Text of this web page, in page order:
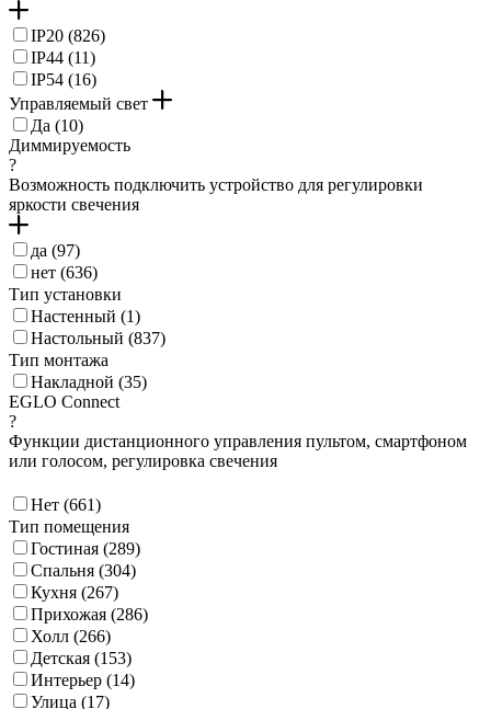
IP20 (826)
IP44 (11)
IP54 (16)
Управляемый свет
Да (10)
Диммируемость
?
Возможность подключить устройство для регулировки
яркости свечения
да (97)
нет (636)
Тип установки
Настенный (1)
Настольный (837)
Тип монтажа
Накладной (35)
EGLO Connect
?
Функции дистанционного управления пультом, смартфоном
или голосом, регулировка свечения
Нет (661)
Тип помещения
Гостиная (289)
Спальня (304)
Кухня (267)
Прихожая (286)
Холл (266)
Детская (153)
Интерьер (14)
Улица (17)